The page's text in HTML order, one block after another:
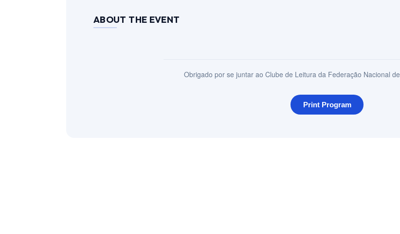
ABOUT THE EVENT
Obrigado por se juntar ao Clube de Leitura da Federação Nacional
Print Program